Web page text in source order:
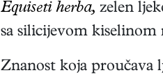
Equiseti herba, zelen
sa silicijevom kiselinom
Znanost koja proučava